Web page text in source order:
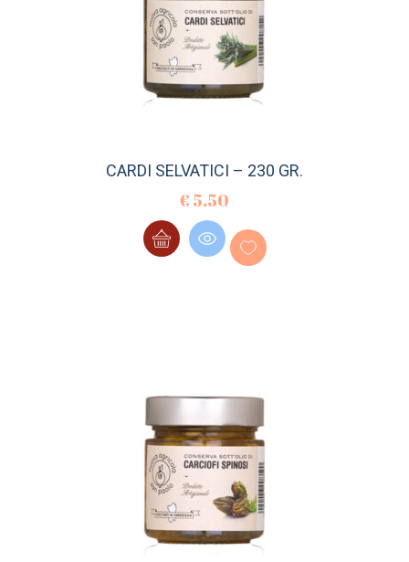
CARDI SELVATICI – 230 GR.
€ 5.50